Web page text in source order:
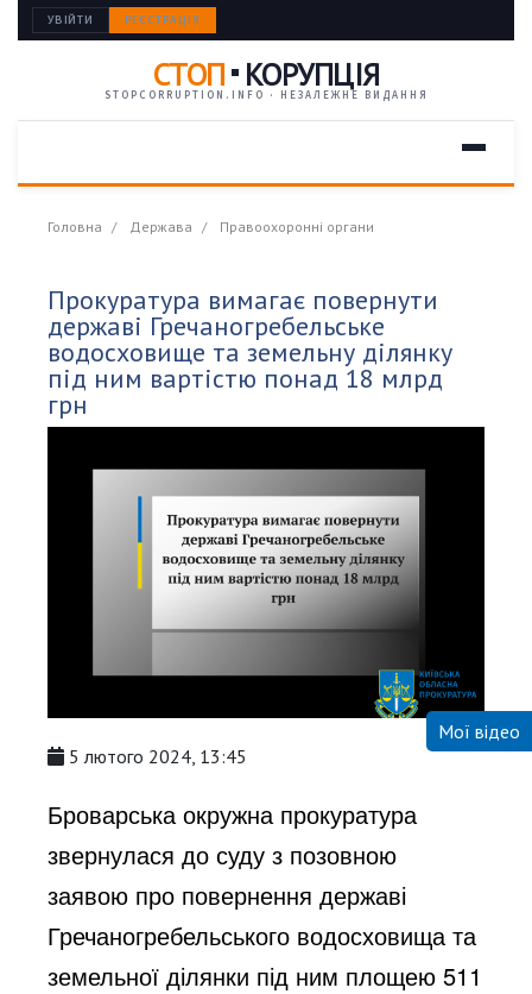
УВІЙТИ РЕЄСТРАЦІЯ
СТОП КОРУПЦІЯ
STOPCORRUPTION.INFO · НЕЗАЛЕЖНЕ ВИДАННЯ
Головна Держава Правоохоронні органи
Прокуратура вимагає повернути
державі Гречаногребельське
водосховище та земельну ділянку
під ним вартістю понад 18 млрд
грн
5 лютого 2024, 13:45
Броварська окружна прокуратура
звернулася до суду з позовною
заявою про повернення державі
Гречаногребельського водосховища та
земельної ділянки під ним площею 511
Мої відео